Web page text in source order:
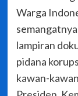
Warga
lampiran
pidana
kawan-